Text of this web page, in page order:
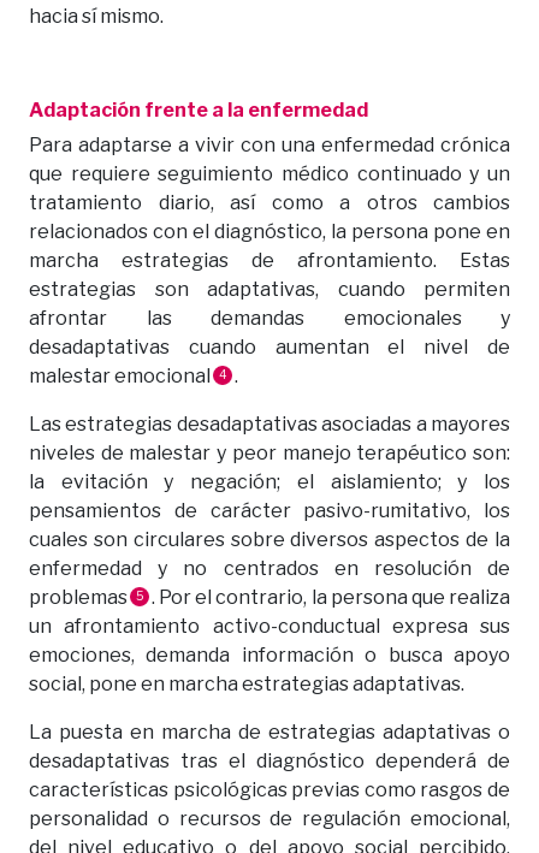
hacia sí mismo.
Adaptación frente a la enfermedad
Para adaptarse a vivir con una enfermedad crónica
que requiere seguimiento médico continuado y un
tratamiento diario, así como a otros cambios
relacionados con el diagnóstico, la persona pone en
marcha estrategias de afrontamiento. Estas
estrategias son adaptativas, cuando permiten
afrontar las demandas emocionales y
desadaptativas cuando aumentan el nivel de
malestar emocional
4 .
Las estrategias desadaptativas asociadas a mayores
niveles de malestar y peor manejo terapéutico son:
la evitación y negación; el aislamiento; y los
pensamientos de carácter pasivo-rumitativo, los
cuales son circulares sobre diversos aspectos de la
enfermedad y no centrados en resolución de
problemas 5 . Por el contrario, la persona que realiza
un afrontamiento activo-conductual expresa sus
emociones, demanda información o busca apoyo
social, pone en marcha estrategias adaptativas.
La puesta en marcha de estrategias adaptativas o
desadaptativas tras el diagnóstico dependerá de
características psicológicas previas como rasgos de
personalidad o recursos de regulación emocional,
del nivel educativo o del apoyo social percibido,